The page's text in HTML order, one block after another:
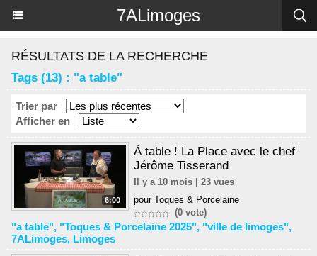
7ALimoges
RÉSULTATS DE LA RECHERCHE
Tags (13) : "a table"
Trier par
Afficher en
6:00
À table ! La Place avec le chef
Jérôme Tisserand
Il y a 10 mois | 23 vues
pour Toques & Porcelaine
(0 vote)
"a table", "Toques & Porcelaine 2025", "ville de limoges",
7ALimoges, Limoges